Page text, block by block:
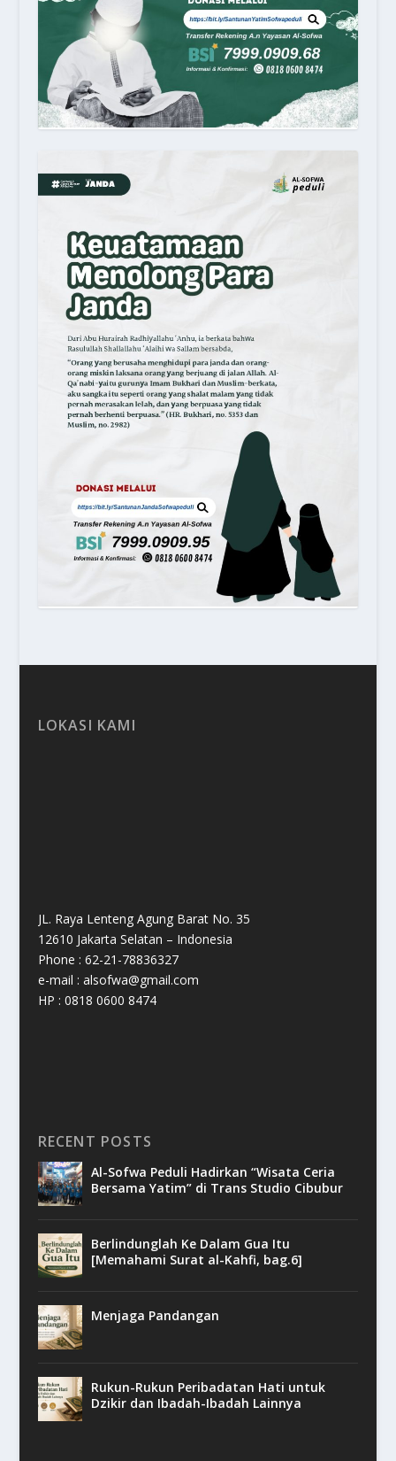
LOKASI KAMI
JL. Raya Lenteng Agung Barat No. 35
12610 Jakarta Selatan – Indonesia
Phone : 62-21-78836327
e-mail : alsofwa@gmail.com
HP : 0818 0600 8474
RECENT POSTS
Al-Sofwa Peduli Hadirkan “Wisata Ceria
Bersama Yatim” di Trans Studio Cibubur
Berlindunglah Ke Dalam Gua Itu
[Memahami Surat al-Kahfi, bag.6]
Menjaga Pandangan
Rukun-Rukun Peribadatan Hati untuk
Dzikir dan Ibadah-Ibadah Lainnya